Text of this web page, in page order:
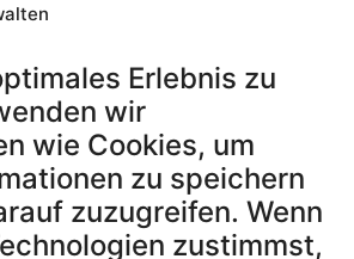
Erlebnis zu
wir
wie Cookies, um
zu speichern
zuzugreifen. Wenn
zustimmst,